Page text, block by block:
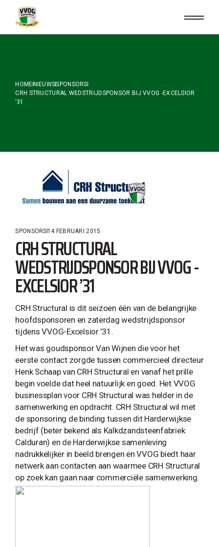
content
HOME NIEUWSSPONSORS
CRH STRUCTURAL WEDSTRIJDSPONSOR BIJ VVOG -EXCELSIOR
’31
SPONSORS 14 FEBRUARI 2015
CRH STRUCTURAL
WEDSTRIJDSPONSOR BIJ VVOG -
EXCELSIOR ’31
CRH Structural is dit seizoen één van de belangrijke
hoofdsponsoren en zaterdag wedstrijdsponsor
tijdens VVOG-Excelsior '31.
Het was goudsponsor Van Wijnen die voor het
eerste contact zorgde tussen commercieel directeur
Henk Schaap van CRH Structural en vanaf het prille
begin voelde dat heel natuurlijk en goed. Het VVOG
businessplan voor CRH Structural was helder in de
samenwerking en opdracht. CRH Structural wil met
de sponsoring de binding tussen dit Harderwijkse
bedrijf (beter bekend als Kalkdzandsteenfabriek
Calduran) en de Harderwijkse samenleving
nadrukkelijker in beeld brengen en VVOG biedt haar
netwerk aan contacten aan waarmee CRH Structural
op zoek kan gaan naar commerciële samenwerking.